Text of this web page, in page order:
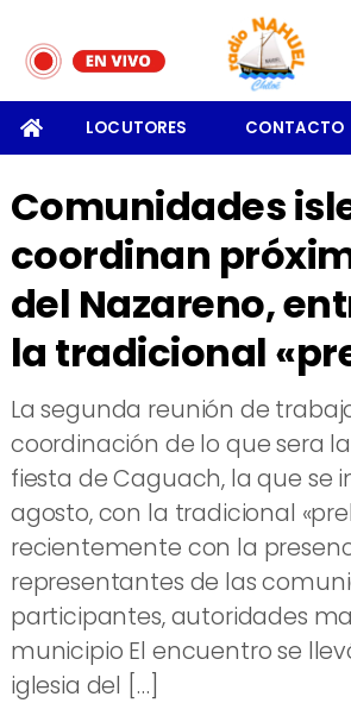
LOCUTORES CONTACTO
Comunidades
coordinan
del Nazareno,
la tradicional
La segunda reunión de
coordinación de lo que sera
fiesta de Caguach, la que se
agosto, con la tradicional
recientemente con la
representantes de las
participantes, autoridades
municipio El encuentro se
iglesia del […]